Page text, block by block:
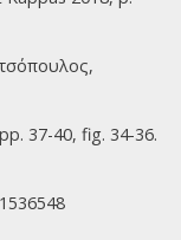
37-40, fig. 34-36.